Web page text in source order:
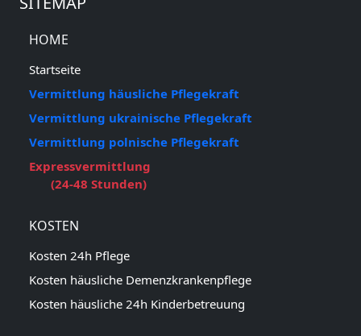
HOME
Startseite
Vermittlung häusliche Pflegekraft
Vermittlung ukrainische Pflegekraft
Vermittlung polnische Pflegekraft
Expressvermittlung
(24-48 Stunden)
KOSTEN
Kosten 24h Pflege
Kosten häusliche Demenzkrankenpflege
Kosten häusliche 24h Kinderbetreuung